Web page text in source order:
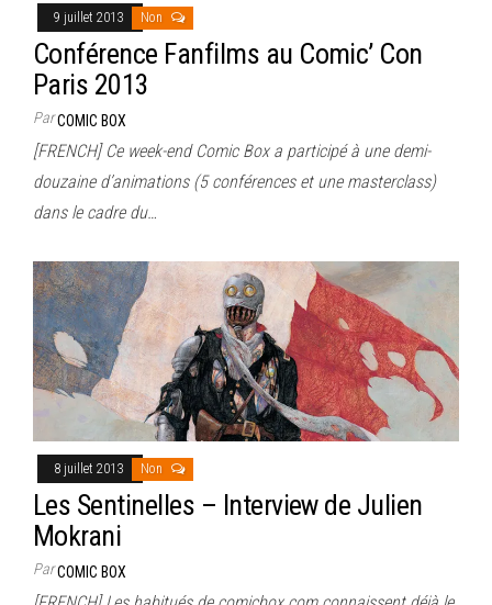
9 juillet 2013 Non
Conférence Fanfilms au Comic’ Con
Paris 2013
ParCOMIC BOX
[FRENCH] Ce week-end Comic Box a participé à une demi-
douzaine d’animations (5 conférences et une masterclass)
dans le cadre du…
8 juillet 2013 Non
Les Sentinelles – Interview de Julien
Mokrani
ParCOMIC BOX